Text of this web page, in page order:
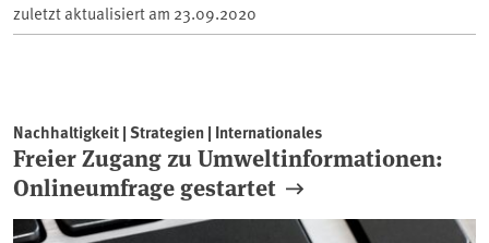
zuletzt aktualisiert am 23.09.2020
Nachhaltigkeit | Strategien | Internationales
Freier Zugang zu Umweltinformationen:
Onlineumfrage gestartet